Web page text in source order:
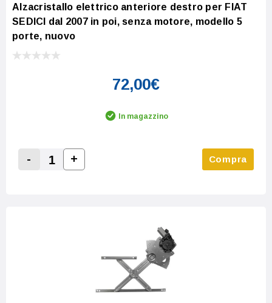
Alzacristallo elettrico anteriore destro per FIAT
SEDICI dal 2007 in poi, senza motore, modello 5
porte, nuovo
72,00€
In magazzino
Decrease Quantity:
-
Increase Quantity:
+ Compra